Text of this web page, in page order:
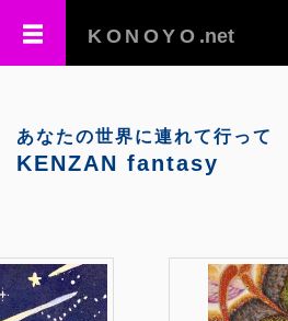
KONOYO .net
あなたの世界に連れて行って
KENZAN fantasy